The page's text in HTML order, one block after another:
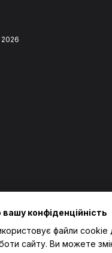
конфіденційність
файли cookie
сайту. Ви можете